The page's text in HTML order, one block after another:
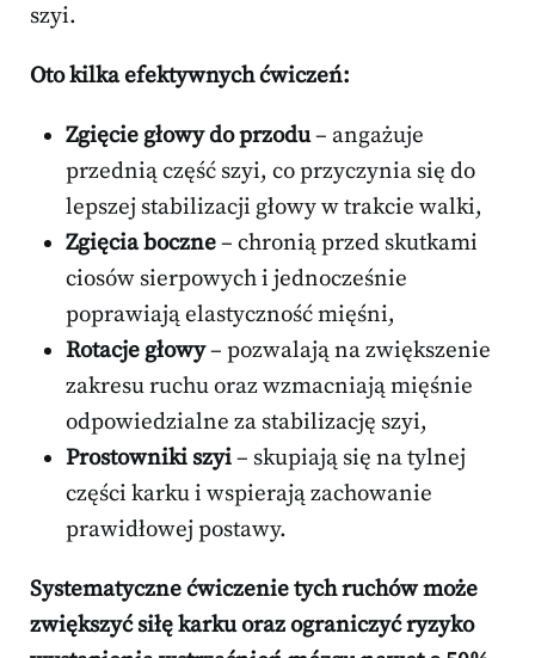
szyi.
Oto kilka efektywnych ćwiczeń:
Zgięcie głowy do przodu– angażuje
przednią część szyi, co przyczynia się do
lepszej stabilizacji głowy w trakcie walki,
Zgięcia boczne– chronią przed skutkami
ciosów sierpowych i jednocześnie
poprawiają elastyczność mięśni,
Rotacje głowy– pozwalają na zwiększenie
zakresu ruchu oraz wzmacniają mięśnie
odpowiedzialne za stabilizację szyi,
Prostowniki szyi– skupiają się na tylnej
części karku i wspierają zachowanie
prawidłowej postawy.
Systematyczne ćwiczenie tych ruchów może
zwiększyć siłę karku oraz ograniczyć ryzyko